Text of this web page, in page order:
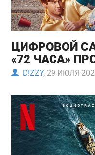
ЦИФРОВОЙ
«72 ЧАСА»
D!ZZY, 29 ИЮЛЯ